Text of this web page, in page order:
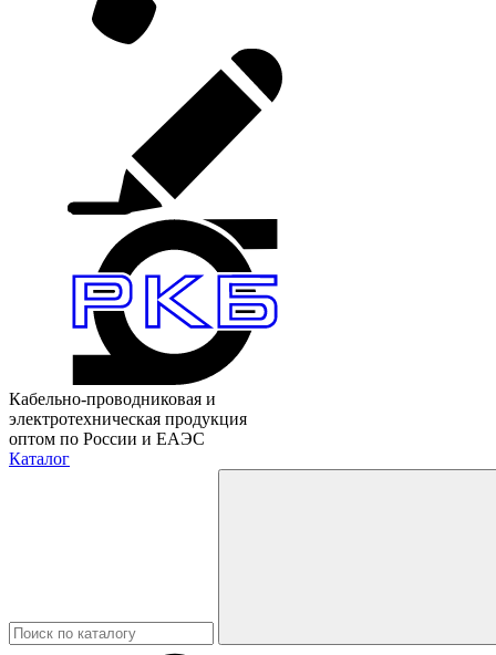
Кабельно-проводниковая и
электротехническая продукция
оптом по России и ЕАЭС
Каталог